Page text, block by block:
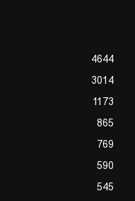
4644
3014
1173
865
769
590
545